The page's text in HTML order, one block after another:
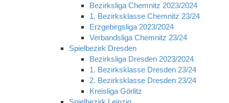
Bezirksliga Chemnitz 2023/2024
1. Bezirksklasse Chemnitz 23/24
Erzgebirgsliga 2023/2024
Verbandsliga Chemnitz 23/24
Spielbezirk Dresden
Bezirksliga Dresden 2023/2024
1. Bezirksklasse Dresden 23/24
2. Bezirksklasse Dresden 23/24
Kreisliga Görlitz